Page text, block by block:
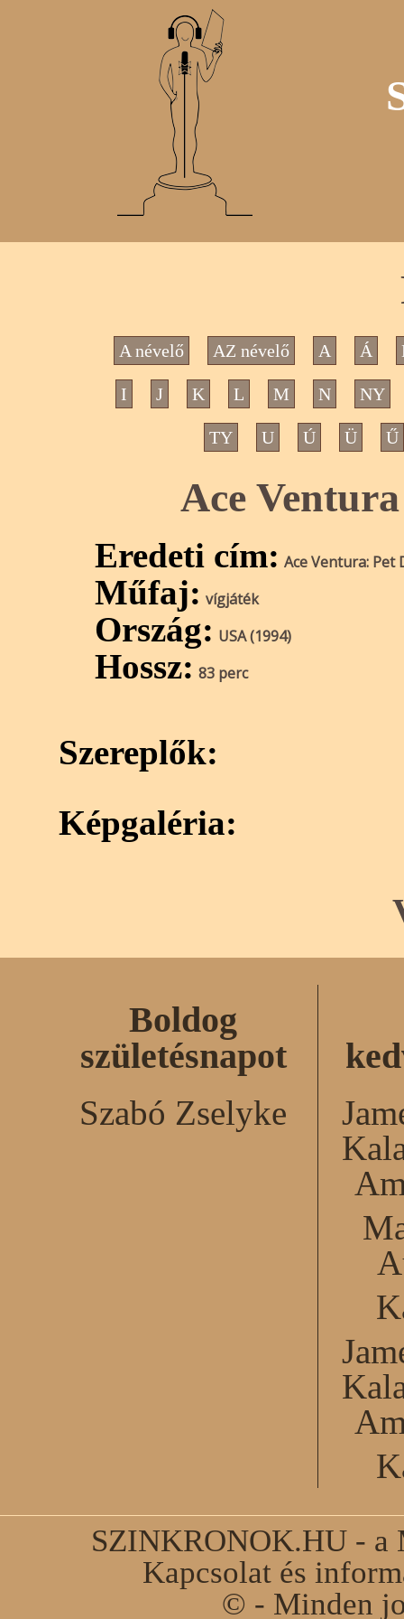
A névelő AZ névelő A Á
I J K L M N NY
TY U Ú Ü Ű
Ace
Eredeti cím: Ace Ventura: Pet
Műfaj: vígjáték
Ország: USA (1994)
Hossz: 83 perc
Szereplők:
Képgaléria:
Boldog
születésnapot
Szabó Zselyke
SZINKRONOK.HU - a
Kapcsolat és
© - Minden